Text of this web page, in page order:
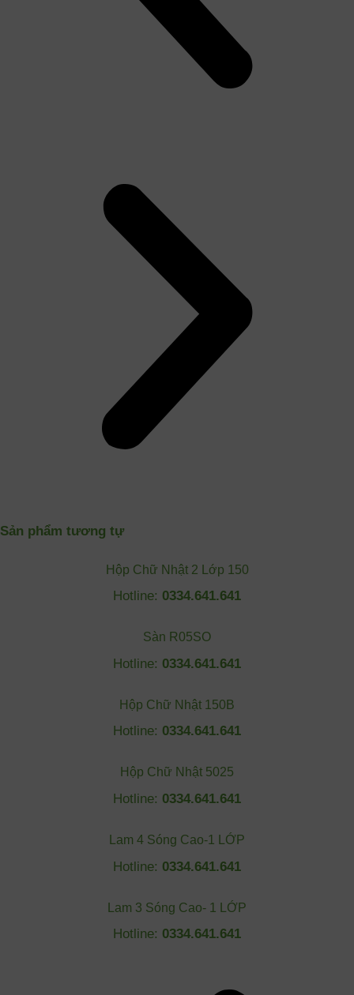
Sản phẩm tương tự
Hộp Chữ Nhật 2 Lớp 150
Hotline: 0334.641.641
Sàn R05SO
Hotline: 0334.641.641
Hộp Chữ Nhật 150B
Hotline: 0334.641.641
Hộp Chữ Nhật 5025
Hotline: 0334.641.641
Lam 4 Sóng Cao-1 LỚP
Hotline: 0334.641.641
Lam 3 Sóng Cao- 1 LỚP
Hotline: 0334.641.641
Ghi nhớ đăng nhập
Lost your password?